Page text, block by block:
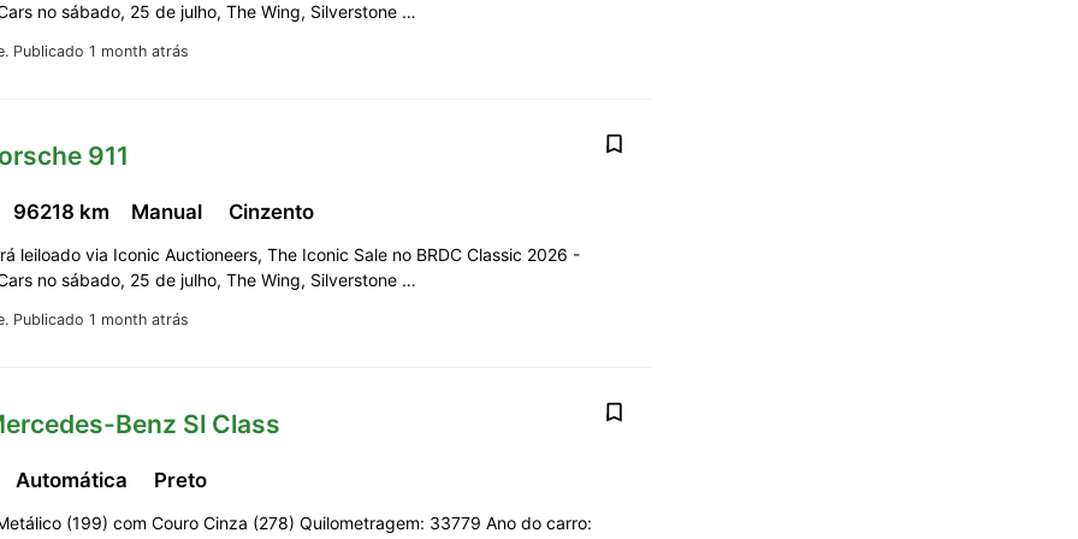
Publicado 1 month atrás
no sábado, 25 de julho, The Wing, Silverstone …
911
Publicado 1 month atrás
96218 km Manual Cinzento
leiloado via Iconic Auctioneers, The Iconic Sale no BRDC Classic 2026 -
no sábado, 25 de julho, The Wing, Silverstone …
Benz Sl Class
Automática Preto
(199) com Couro Cinza (278) Quilometragem: 33779 Ano do carro: